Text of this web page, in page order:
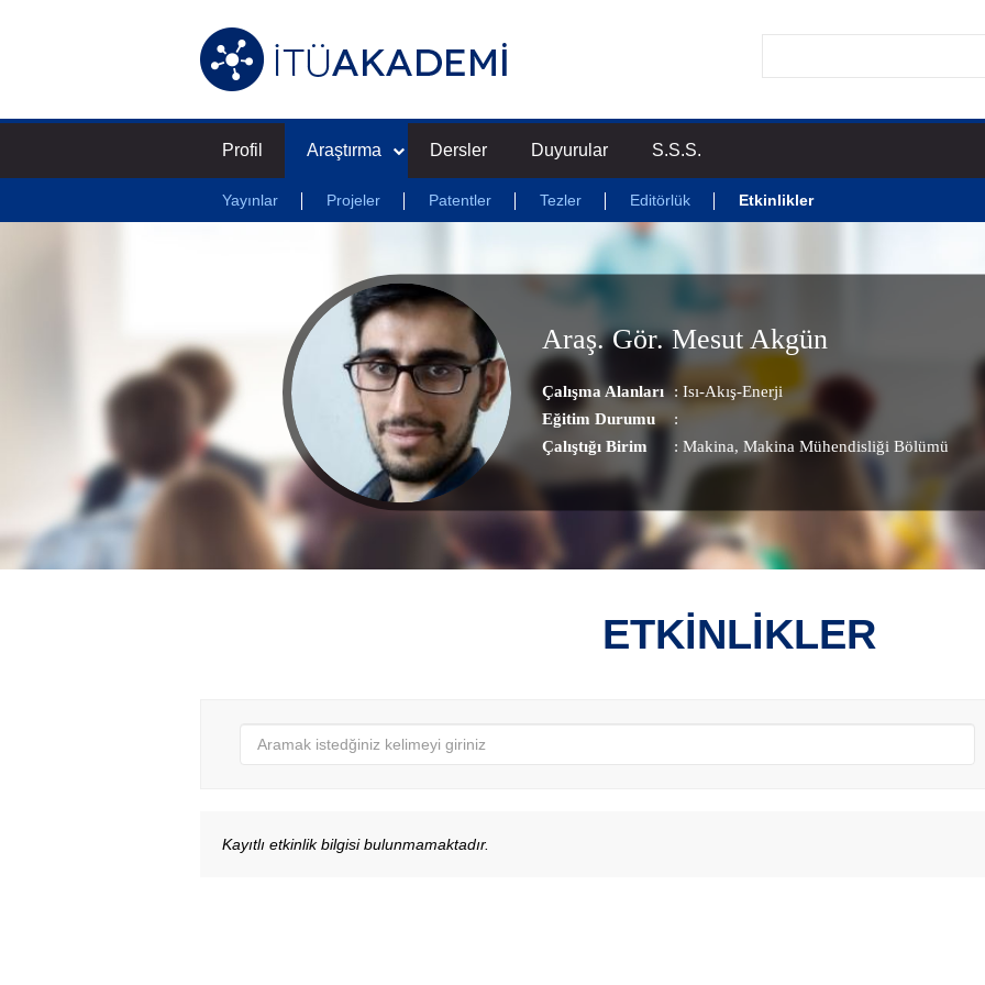
Profil Araştırma
Yayınlar Projeler Patentler Tezler Editörlük Etkinlikler
Dersler Duyurular S.S.S.
Araş. Gör. Mesut Akgün
Çalışma Alanları : Isı-Akış-Enerji
Eğitim Durumu
:
Çalıştığı Birim
: Makina, Makina Mühendisliği Bölümü
ETKİNLİKLER
Kayıtlı etkinlik bilgisi bulunmamaktadır.